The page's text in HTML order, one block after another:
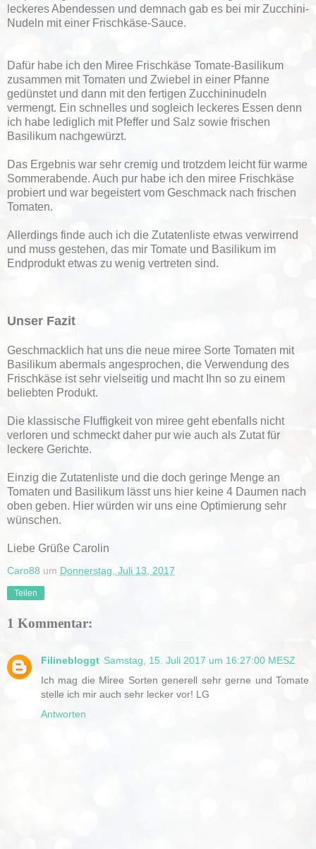
leckeres Abendessen und demnach gab es bei mir Zucchini-
Nudeln mit einer Frischkäse-Sauce.
Dafür habe ich den Miree Frischkäse Tomate-Basilikum
zusammen mit Tomaten und Zwiebel in einer Pfanne
gedünstet und dann mit den fertigen Zucchininudeln
vermengt. Ein schnelles und sogleich leckeres Essen denn
ich habe lediglich mit Pfeffer und Salz sowie frischen
Basilikum nachgewürzt.
Das Ergebnis war sehr cremig und trotzdem leicht für warme
Sommerabende. Auch pur habe ich den miree Frischkäse
probiert und war begeistert vom Geschmack nach frischen
Tomaten.
Allerdings finde auch ich die Zutatenliste etwas verwirrend
und muss gestehen, das mir Tomate und Basilikum im
Endprodukt etwas zu wenig vertreten sind.
Unser Fazit
Geschmacklich hat uns die neue miree Sorte Tomaten mit
Basilikum abermals angesprochen, die Verwendung des
Frischkäse ist sehr vielseitig und macht Ihn so zu einem
beliebten Produkt.
Die klassische Fluffigkeit von miree geht ebenfalls nicht
verloren und schmeckt daher pur wie auch als Zutat für
leckere Gerichte.
Einzig die Zutatenliste und die doch geringe Menge an
Tomaten und Basilikum lässt uns hier keine 4 Daumen nach
oben geben. Hier würden wir uns eine Optimierung sehr
wünschen.
Liebe Grüße Carolin
Caro88 um Donnerstag, Juli 13, 2017
Teilen
1 Kommentar:
Filinebloggt Samstag, 15. Juli 2017 um 16:27:00 MESZ
Ich mag die Miree Sorten generell sehr gerne und Tomate
stelle ich mir auch sehr lecker vor! LG
Antworten